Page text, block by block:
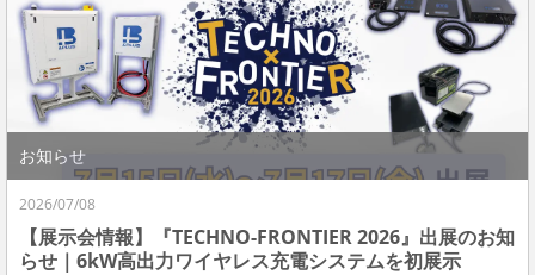
お知らせ
2026/07/08
【展示会情報】『TECHNO-FRONTIER 2026』出展のお知
らせ｜6kW高出力ワイヤレス充電システムを初展示